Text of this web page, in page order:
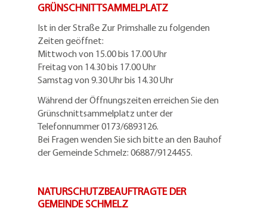
GRÜNSCHNITTSAMMELPLATZ
Ist in der Straße Zur Primshalle zu folgenden
Zeiten geöffnet:
Mittwoch von 15.00 bis 17.00 Uhr
Freitag von 14.30 bis 17.00 Uhr
Samstag von 9.30 Uhr bis 14.30 Uhr
Während der Öffnungszeiten erreichen Sie den
Grünschnittsammelplatz unter der
Telefonnummer 0173/6893126.
Bei Fragen wenden Sie sich bitte an den Bauhof
der Gemeinde Schmelz: 06887/9124455.
NATURSCHUTZBEAUFTRAGTE DER
GEMEINDE SCHMELZ